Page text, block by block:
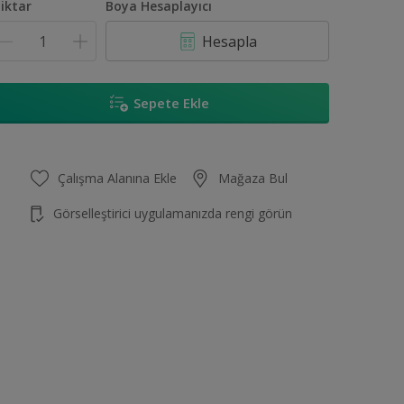
Boya Hesaplayıcı
Hesapla
Sepete Ekle
Çalışma Alanına Ekle Mağaza Bul
Görselleştirici uygulamanızda rengi görün